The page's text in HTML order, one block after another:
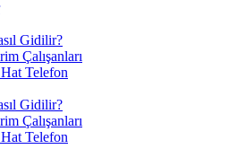
Gidilir?
Çalışanları
Telefon
Gidilir?
Çalışanları
Telefon